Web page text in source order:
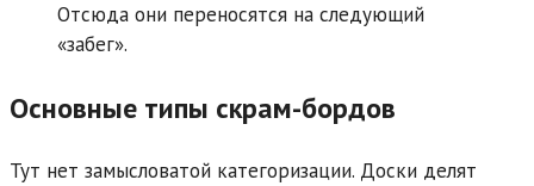
Отсюда они переносятся на следующий
«забег».
Основные типы скрам-бордов
Тут нет замысловатой категоризации. Доски делят